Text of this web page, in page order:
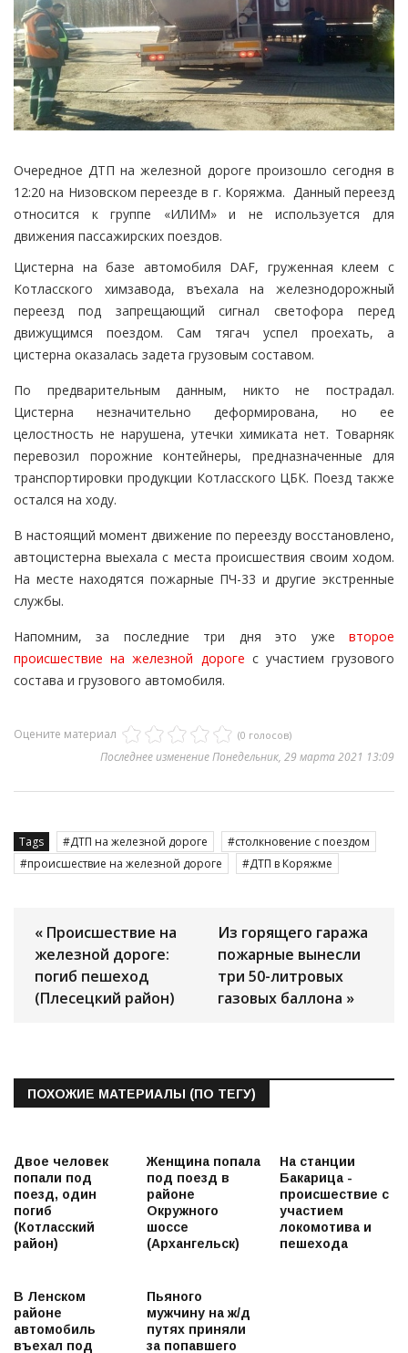
Очередное ДТП на железной дороге произошло сегодня в
12:20 на Низовском переезде в г. Коряжма. Данный переезд
относится к группе «ИЛИМ» и не используется для
движения пассажирских поездов.
Цистерна на базе автомобиля DAF, груженная клеем с
Котласского химзавода, въехала на железнодорожный
переезд под запрещающий сигнал светофора перед
движущимся поездом. Сам тягач успел проехать, а
цистерна оказалась задета грузовым составом.
По предварительным данным, никто не пострадал.
Цистерна незначительно деформирована, но ее
целостность не нарушена, утечки химиката нет. Товарняк
перевозил порожние контейнеры, предназначенные для
транспортировки продукции Котласского ЦБК. Поезд также
остался на ходу.
В настоящий момент движение по переезду восстановлено,
автоцистерна выехала с места происшествия своим ходом.
На месте находятся пожарные ПЧ-33 и другие экстренные
службы.
Напомним, за последние три дня это уже второе
происшествие на железной дороге с участием грузового
состава и грузового автомобиля.
Оцените материал (0 голосов)
Последнее изменение Понедельник, 29 марта 2021 13:09
Tags ДТП на железной дороге
столкновение с поездом
происшествие на железной дороге
ДТП в Коряжме
« Происшествие на
железной дороге:
погиб пешеход
(Плесецкий район)
Из горящего гаража
пожарные вынесли
три 50-литровых
газовых баллона »
ПОХОЖИЕ МАТЕРИАЛЫ (ПО ТЕГУ)
Двое человек
попали под
поезд, один
погиб
(Котласский
район)
Женщина попала
под поезд в
районе
Окружного
шоссе
(Архангельск)
На станции
Бакарица -
происшествие с
участием
локомотива и
пешехода
В Ленском
районе
автомобиль
въехал под
Пьяного
мужчину на ж/д
путях приняли
за попавшего